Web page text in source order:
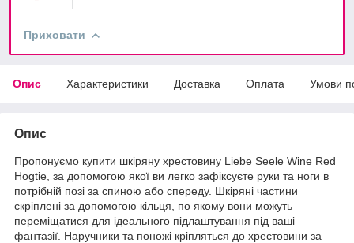
Приховати
Опис Характеристики Доставка Оплата Умови
Опис
Пропонуємо купити шкіряну хрестовину Liebe Seele Wine Red
Hogtie, за допомогою якої ви легко зафіксуєте руки та ноги в
потрібній позі за спиною або спереду. Шкіряні частини
скріплені за допомогою кільця, по якому вони можуть
переміщатися для ідеального підлаштування під ваші
фантазії. Наручники та поножі кріпляться до хрестовини за